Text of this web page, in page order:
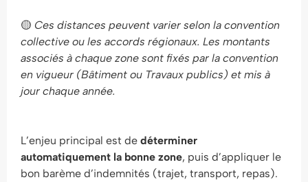
🟡 Ces distances peuvent varier selon la convention
collective ou les accords régionaux. Les montants
associés à chaque zone sont fixés par la convention
en vigueur (Bâtiment ou Travaux publics) et mis à
jour chaque année.
L’enjeu principal est de déterminer
automatiquement la bonne zone, puis d’appliquer le
bon barème d’indemnités (trajet, transport, repas).